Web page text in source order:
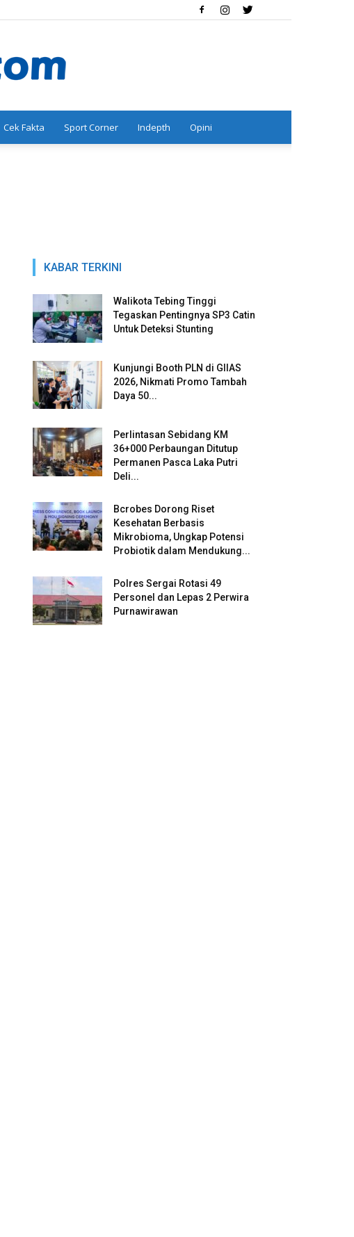
Cek Fakta Sport Corner Indepth Opini
KABAR TERKINI
Walikota Tebing Tinggi
Tegaskan Pentingnya SP3 Catin
Untuk Deteksi Stunting
Kunjungi Booth PLN di GIIAS
2026, Nikmati Promo Tambah
Daya 50...
Perlintasan Sebidang KM
36+000 Perbaungan Ditutup
Permanen Pasca Laka Putri
Deli...
Bcrobes Dorong Riset
Kesehatan Berbasis
Mikrobioma, Ungkap Potensi
Probiotik dalam Mendukung...
Polres Sergai Rotasi 49
Personel dan Lepas 2 Perwira
Purnawirawan